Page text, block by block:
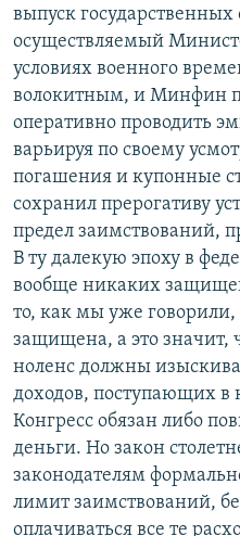
выпуск государственных
осуществляемый
условиях военного
волокитным, и Минфин
оперативно проводить
варьируя по своему
погашения и купонные
сохранил прерогативу
предел
В ту далекую эпоху в
вообще никаких
то, как мы уже
защищена, а это значит,
ноленс должны
доходов, поступающих в
Конгресс обязан либо
деньги. Но закон
законодателям
лимит заимствований,
оплачиваться все те